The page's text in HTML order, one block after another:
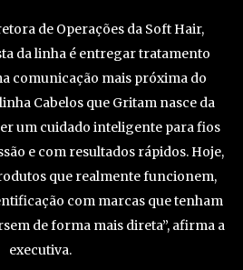
de Operações da Soft Hair,
da linha é entregar tratamento
comunicação mais próxima do
Cabelos que Gritam nasce da
um cuidado inteligente para fios
e com resultados rápidos. Hoje,
que realmente funcionem,
com marcas que tenham
de forma mais direta”, afirma a
executiva.